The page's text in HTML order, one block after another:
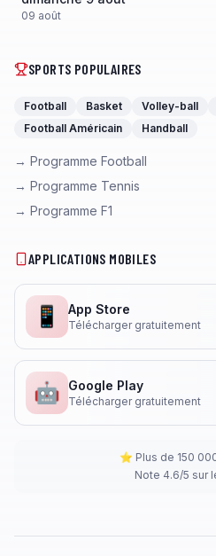
09 août
SPORTS POPULAIRES
Football Basket Volley-ball
Football Américain
Handball
→ Programme Football
→ Programme Tennis
→ Programme F1
APPLICATIONS MOBILES
📱 App Store
Télécharger gratuitement
🤖 Google Play
Télécharger gratuitement
⭐ Plus de 150
Note 4.6/5 sur